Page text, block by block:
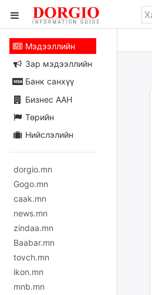
Мэдээллийн
Зар мэдээллийн
Банк санхүү
Бизнес ААН
Төрийн
Нийслэлийн
dorgio.mn
Gogo.mn
caak.mn
news.mn
zindaa.mn
Baabar.mn
tovch.mn
ikon.mn
mnb.mn